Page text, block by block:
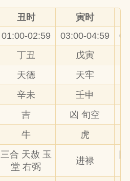
丑时
寅时
01:00-02:59 03:00-04:59
丁丑
戊寅
天德 天牢
辛未
壬申
吉 凶 旬空
牛 虎
三合 天赦 玉
堂 右弼
进禄